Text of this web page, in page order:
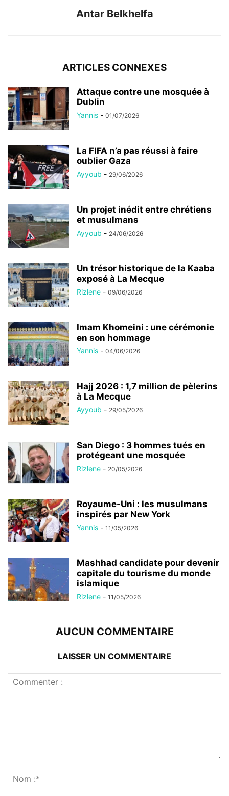
Antar Belkhelfa
ARTICLES CONNEXES
Attaque contre une mosquée à
Dublin
Yannis - 01/07/2026
La FIFA n’a pas réussi à faire
oublier Gaza
Ayyoub - 29/06/2026
Un projet inédit entre chrétiens
et musulmans
Ayyoub - 24/06/2026
Un trésor historique de la Kaaba
exposé à La Mecque
Rizlene - 09/06/2026
Imam Khomeini : une cérémonie
en son hommage
Yannis - 04/06/2026
Hajj 2026 : 1,7 million de pèlerins
à La Mecque
Ayyoub - 29/05/2026
San Diego : 3 hommes tués en
protégeant une mosquée
Rizlene - 20/05/2026
Royaume-Uni : les musulmans
inspirés par New York
Yannis - 11/05/2026
Mashhad candidate pour devenir
capitale du tourisme du monde
islamique
Rizlene - 11/05/2026
AUCUN COMMENTAIRE
LAISSER UN COMMENTAIRE